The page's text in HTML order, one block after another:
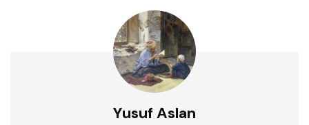
Yusuf Aslan